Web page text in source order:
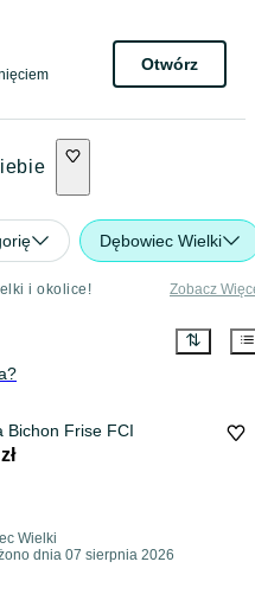
Otwórz
Dębowiec Wielki
i okolice! Zobacz
Bichon Frise FCI
Wielki
dnia 07 sierpnia 2026